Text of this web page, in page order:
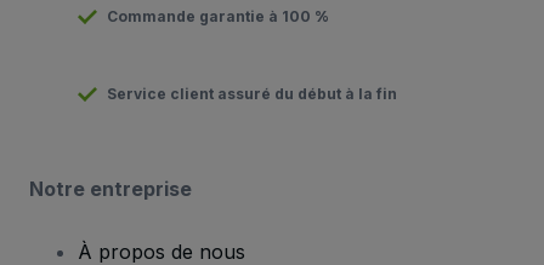
Commande garantie à 100 %
Service client assuré du début à la fin
Notre entreprise
À propos de nous